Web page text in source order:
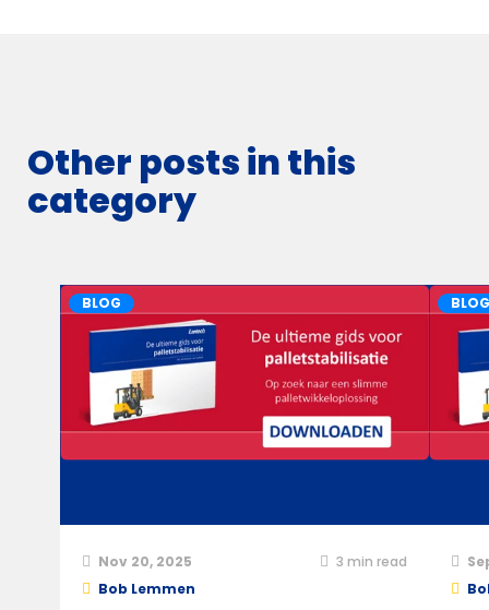
Other posts in this
category
BLOG
Nov 20, 2025 3 min read
Bob Lemmen
BLOG